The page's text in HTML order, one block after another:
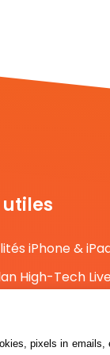
utiles
iPhone &
High-Tech
pixels in